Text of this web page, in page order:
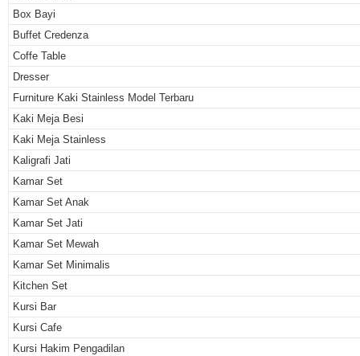
Box Bayi
Buffet Credenza
Coffe Table
Dresser
Furniture Kaki Stainless Model Terbaru
Kaki Meja Besi
Kaki Meja Stainless
Kaligrafi Jati
Kamar Set
Kamar Set Anak
Kamar Set Jati
Kamar Set Mewah
Kamar Set Minimalis
Kitchen Set
Kursi Bar
Kursi Cafe
Kursi Hakim Pengadilan